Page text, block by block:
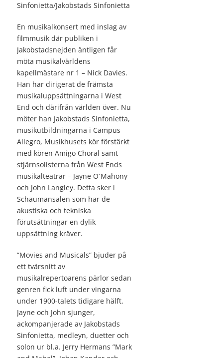
Sinfonietta/Jakobstads Sinfonietta
En musikalkonsert med inslag av
filmmusik där publiken i
Jakobstadsnejden äntligen får
möta musikalvärldens
kapellmästare nr 1 – Nick Davies.
Han har dirigerat de främsta
musikaluppsättningarna i West
End och därifrån världen över. Nu
möter han Jakobstads Sinfonietta,
musikutbildningarna i Campus
Allegro, Musikhusets kör förstärkt
med kören Amigo Choral samt
stjärnsolisterna från West Ends
musikalteatrar – Jayne O´Mahony
och John Langley. Detta sker i
Schaumansalen som har de
akustiska och tekniska
förutsättningar en dylik
uppsättning kräver.
”Movies and Musicals” bjuder på
ett tvärsnitt av
musikalrepertoarens pärlor sedan
genren fick luft under vingarna
under 1900-talets tidigare hälft.
Jayne och John sjunger,
ackompanjerade av Jakobstads
Sinfonietta, medleyn, duetter och
solon ur bl.a. Jerry Hermans ”Mark